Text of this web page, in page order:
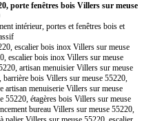
porte fenêtres bois Villers sur meuse
intérieur, portes et fenêtres bois et
escalier bois inox Villers sur meuse
escalier bois inox Villers sur meuse
artisan menuisier Villers sur meuse
bois Villers sur meuse 55220,
artisan menuiserie Villers sur meuse
55220, étagères bois Villers sur meuse
bureau Villers sur meuse 55220,